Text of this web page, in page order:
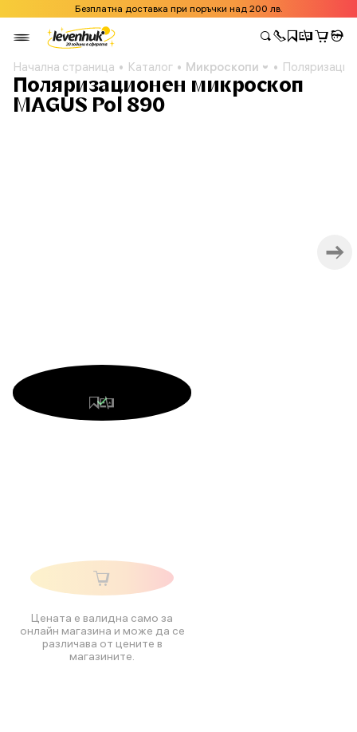
Безплатна доставка при поръчки над 200 лв.
Начална страница Каталог Микроскопи
Поляризационен микроскоп
MAGUS Pol 890
Цената е валидна само за
онлайн магазина и може да се
различава от цените в
магазините.